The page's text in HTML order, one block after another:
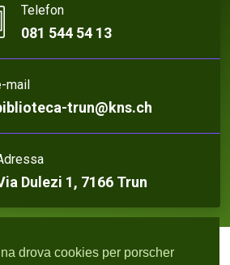
drova cookies per porscher
Telefon
081 544 54 13
mail
trun@kns.ch
Dulezi 1, 7166 Trun